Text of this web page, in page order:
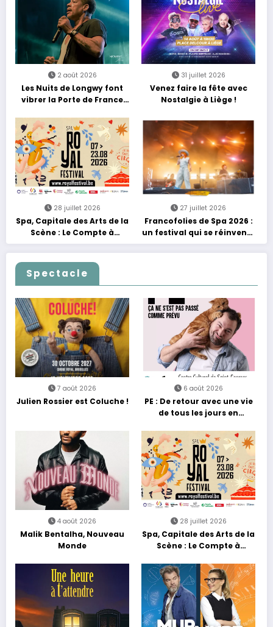
2 août 2026
Les Nuits de Longwy font
vibrer la Porte de France
découvertes et énergie
reggae
31 juillet 2026
Venez faire la fête avec
Nostalgie à Liège !
28 juillet 2026
Spa, Capitale des Arts de la
Scène : Le Compte à
Rebours est Lancé !
27 juillet 2026
Francofolies de Spa 2026 :
un festival qui se réinvente
entre nouveautés et
grands moments de scène
Spectacle
7 août 2026
Julien Rossier est Coluche !
6 août 2026
PE : De retour avec une vie
de tous les jours en
4 août 2026
Malik Bentalha, Nouveau
Monde
28 juillet 2026
Spa, Capitale des Arts de la
Scène : Le Compte à